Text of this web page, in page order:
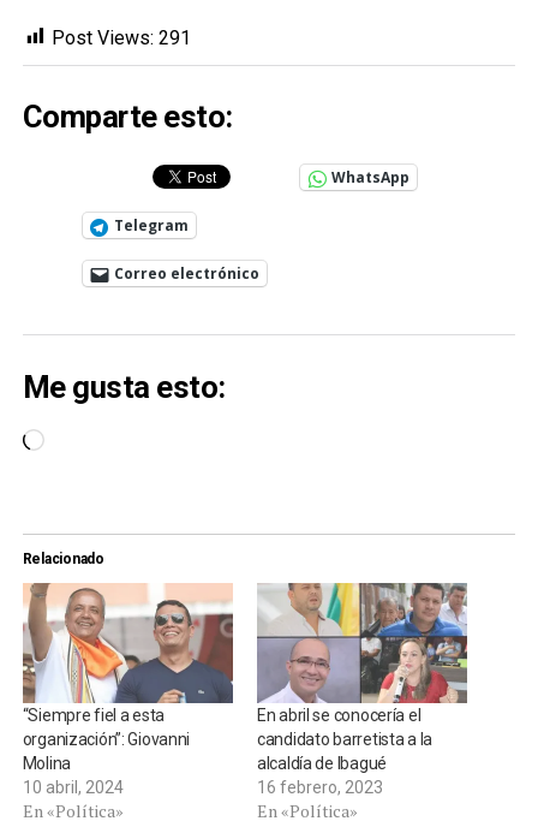
Post Views: 291
Comparte esto:
WhatsApp
Telegram
Correo electrónico
Me gusta esto:
Cargando...
Relacionado
“Siempre fiel a esta
organización”: Giovanni
Molina
10 abril, 2024
En «Política»
En abril se conocería el
candidato barretista a la
alcaldía de Ibagué
16 febrero, 2023
En «Política»